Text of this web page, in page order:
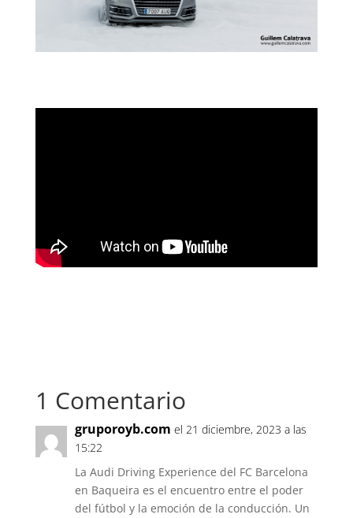
1 Comentario
gruporoyb.com el 21 diciembre, 2023 a las
15:22
La Audi Driving Experience del FC Barcelona
en Baqueira es el encuentro entre el poder
del fútbol y la emoción de la conducción. Un